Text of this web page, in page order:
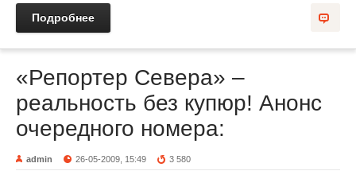
Подробнее
«Репортер Севера» –
реальность без купюр! Анонс
очередного номера:
admin 26-05-2009, 15:49 3 580